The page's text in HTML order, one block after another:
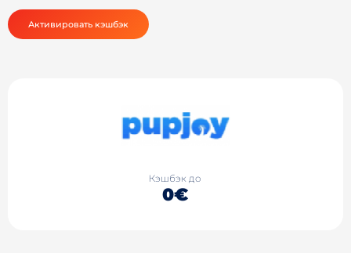
Активировать кэшбэк
Кэшбэк до
0€